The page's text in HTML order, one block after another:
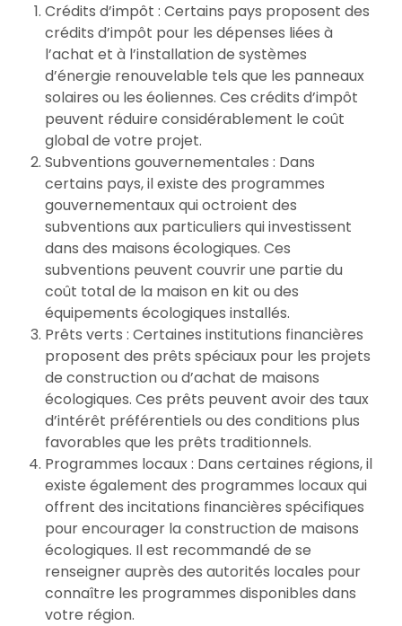
Crédits d’impôt : Certains pays proposent des
crédits d’impôt pour les dépenses liées à
l’achat et à l’installation de systèmes
d’énergie renouvelable tels que les panneaux
solaires ou les éoliennes. Ces crédits d’impôt
peuvent réduire considérablement le coût
global de votre projet.
Subventions gouvernementales : Dans
certains pays, il existe des programmes
gouvernementaux qui octroient des
subventions aux particuliers qui investissent
dans des maisons écologiques. Ces
subventions peuvent couvrir une partie du
coût total de la maison en kit ou des
équipements écologiques installés.
Prêts verts : Certaines institutions financières
proposent des prêts spéciaux pour les projets
de construction ou d’achat de maisons
écologiques. Ces prêts peuvent avoir des taux
d’intérêt préférentiels ou des conditions plus
favorables que les prêts traditionnels.
Programmes locaux : Dans certaines régions, il
existe également des programmes locaux qui
offrent des incitations financières spécifiques
pour encourager la construction de maisons
écologiques. Il est recommandé de se
renseigner auprès des autorités locales pour
connaître les programmes disponibles dans
votre région.